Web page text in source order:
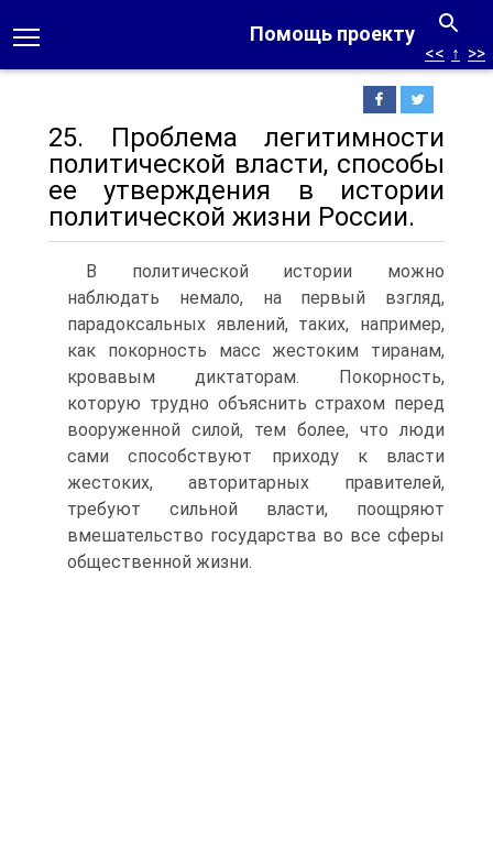
Помощь проекту
<< ↑ >>
25. Проблема легитимности
политической власти, способы
ее утверждения в истории
политической жизни России.
В политической истории можно
наблюдать немало, на первый взгляд,
парадоксальных явлений, таких, например,
как покорность масс жестоким тиранам,
кровавым диктаторам. Покорность,
которую трудно объяснить страхом перед
вооруженной силой, тем более, что люди
сами способствуют приходу к власти
жестоких, авторитарных правителей,
требуют сильной власти, поощряют
вмешательство государства во все сферы
общественной жизни.